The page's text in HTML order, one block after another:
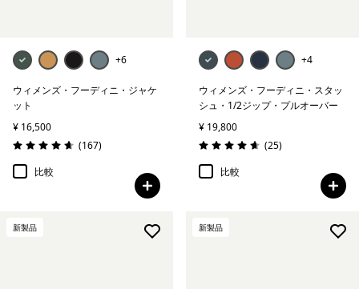
絞り込み
在庫のあるサイズ
絞り込み
在庫のあるカラー
絞り込み
スポーツ
絞り込み
素材
+6
ウィメンズ・フーディニ・ジャケ
ット
¥ 16,500
評価: 4.7 / 5
(167レビュー
)
比較
+4
ウィメンズ・フーディニ・スタッ
シュ・1/2ジップ・プルオーバー
¥ 19,800
評価: 4.6 / 5
(25レビュー
)
比較
新製品 新製品